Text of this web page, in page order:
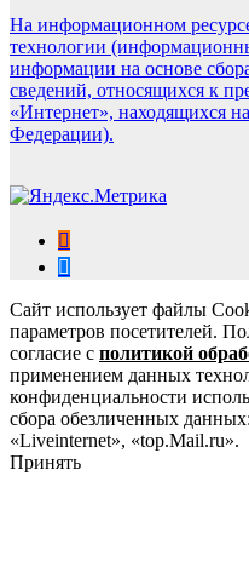
На информационном
технологии
информации на основе
сведений, относящихся к
«Интернет», находящихся
Федерации).
Сайт использует файлы
параметров посетителей.
согласие с политикой
применением данных
конфиденциальности
сбора обезличенных
«Liveinternet», «top.Mail.ru».
Принять